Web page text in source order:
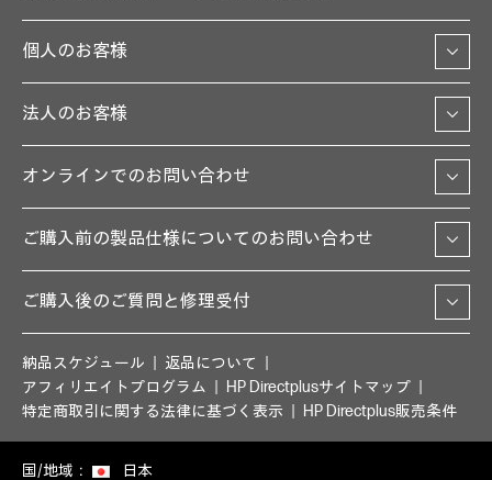
個人のお客様
法人のお客様
オンラインでのお問い合わせ
ご購入前の製品仕様についてのお問い合わせ
ご購入後のご質問と修理受付
納品スケジュール
返品について
アフィリエイトプログラム
HP Directplusサイトマップ
特定商取引に関する法律に基づく表示
HP Directplus販売条件
国/地域： 日本